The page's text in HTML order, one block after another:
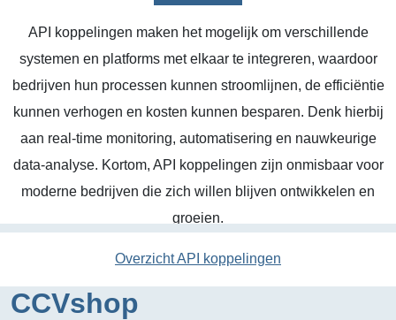
API koppelingen maken het mogelijk om verschillende
systemen en platforms met elkaar te integreren, waardoor
bedrijven hun processen kunnen stroomlijnen, de efficiëntie
kunnen verhogen en kosten kunnen besparen. Denk hierbij
aan real-time monitoring, automatisering en nauwkeurige
data-analyse. Kortom, API koppelingen zijn onmisbaar voor
moderne bedrijven die zich willen blijven ontwikkelen en
groeien.
Overzicht API koppelingen
CCVshop